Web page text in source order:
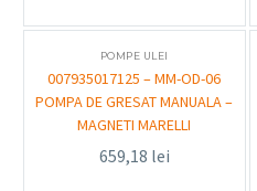
POMPE ULEI
007935017125 – MM-OD-06
POMPA DE GRESAT MANUALA –
MAGNETI MARELLI
659,18 lei